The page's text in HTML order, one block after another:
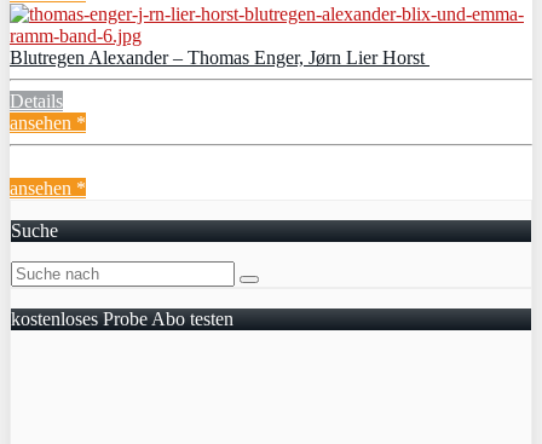
Blutregen Alexander – Thomas Enger, Jørn Lier Horst
Details
ansehen *
ansehen *
Suche
kostenloses Probe Abo testen